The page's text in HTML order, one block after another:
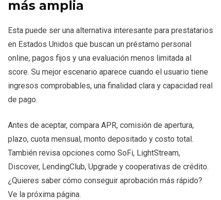
más amplia
Esta puede ser una alternativa interesante para prestatarios
en Estados Unidos que buscan un préstamo personal
online, pagos fijos y una evaluación menos limitada al
score. Su mejor escenario aparece cuando el usuario tiene
ingresos comprobables, una finalidad clara y capacidad real
de pago.
Antes de aceptar, compara APR, comisión de apertura,
plazo, cuota mensual, monto depositado y costo total.
También revisa opciones como SoFi, LightStream,
Discover, LendingClub, Upgrade y cooperativas de crédito.
¿Quieres saber cómo conseguir aprobación más rápido?
Ve la próxima página.